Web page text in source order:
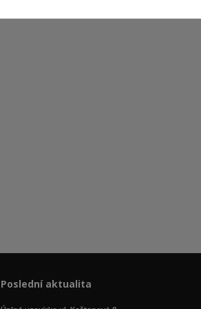
Poslední aktualita